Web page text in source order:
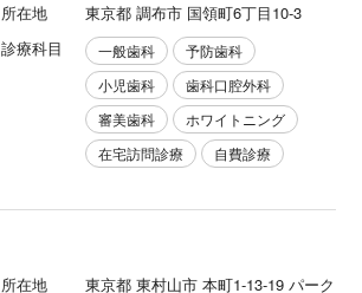
所在地
東京都 調布市 国領町6丁目10-3
診療科目
一般歯科
予防歯科
小児歯科
歯科口腔外科
審美歯科
ホワイトニング
在宅訪問診療
自費診療
所在地
東京都 東村山市 本町1-13-19 パーク